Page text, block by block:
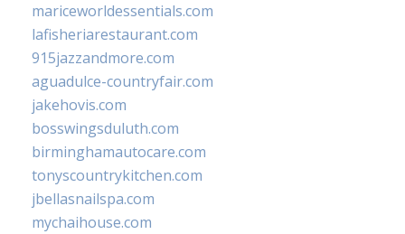
mariceworldessentials.com
lafisheriarestaurant.com
915jazzandmore.com
aguadulce-countryfair.com
jakehovis.com
bosswingsduluth.com
birminghamautocare.com
tonyscountrykitchen.com
jbellasnailspa.com
mychaihouse.com